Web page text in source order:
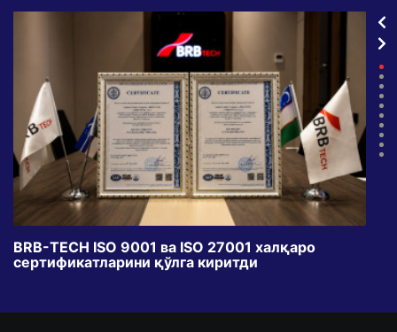
BRB-TECH ISO 9001 ва ISO 27001 халқаро
сертификатларини қўлга киритди